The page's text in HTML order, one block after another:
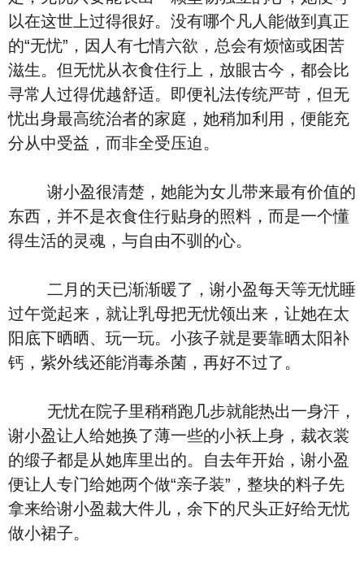
以在这世上过得很好。没有哪个凡人能做到真正
的“无忧”，因人有七情六欲，总会有烦恼或困苦
滋生。但无忧从衣食住行上，放眼古今，都会比
寻常人过得优越舒适。即便礼法传统严苛，但无
忧出身最高统治者的家庭，她稍加利用，便能充
分从中受益，而非全受压迫。
谢小盈很清楚，她能为女儿带来最有价值的
东西，并不是衣食住行贴身的照料，而是一个懂
得生活的灵魂，与自由不驯的心。
二月的天已渐渐暖了，谢小盈每天等无忧睡
过午觉起来，就让乳母把无忧领出来，让她在太
阳底下晒晒、玩一玩。小孩子就是要靠晒太阳补
钙，紫外线还能消毒杀菌，再好不过了。
无忧在院子里稍稍跑几步就能热出一身汗，
谢小盈让人给她换了薄一些的小袄上身，裁衣裳
的缎子都是从她库里出的。自去年开始，谢小盈
便让人专门给她两个做“亲子装”，整块的料子先
拿来给谢小盈裁大件儿，余下的尺头正好给无忧
做小裙子。